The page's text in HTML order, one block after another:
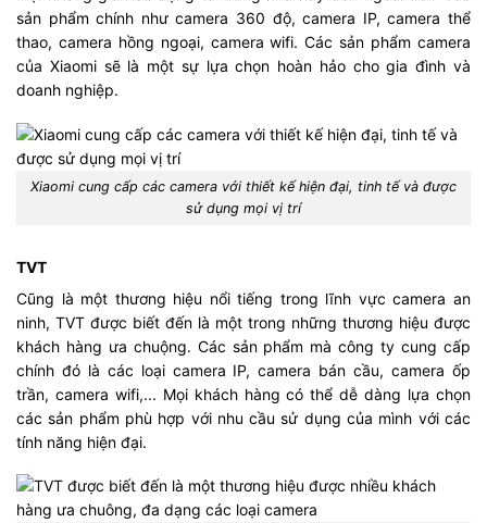
sản phẩm chính như camera 360 độ, camera IP, camera thể
thao, camera hồng ngoại, camera wifi. Các sản phẩm camera
của Xiaomi sẽ là một sự lựa chọn hoàn hảo cho gia đình và
doanh nghiệp.
Xiaomi cung cấp các camera với thiết kế hiện đại, tinh tế và được
sử dụng mọi vị trí
TVT
Cũng là một thương hiệu nổi tiếng trong lĩnh vực camera an
ninh, TVT được biết đến là một trong những thương hiệu được
khách hàng ưa chuộng. Các sản phẩm mà công ty cung cấp
chính đó là các loại camera IP, camera bán cầu, camera ốp
trần, camera wifi,... Mọi khách hàng có thể dễ dàng lựa chọn
các sản phẩm phù hợp với nhu cầu sử dụng của mình với các
tính năng hiện đại.